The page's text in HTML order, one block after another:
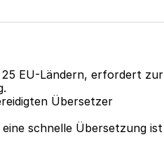
25 EU-Ländern, erfordert zur
Übersetzer
schnelle Übersetzung ist